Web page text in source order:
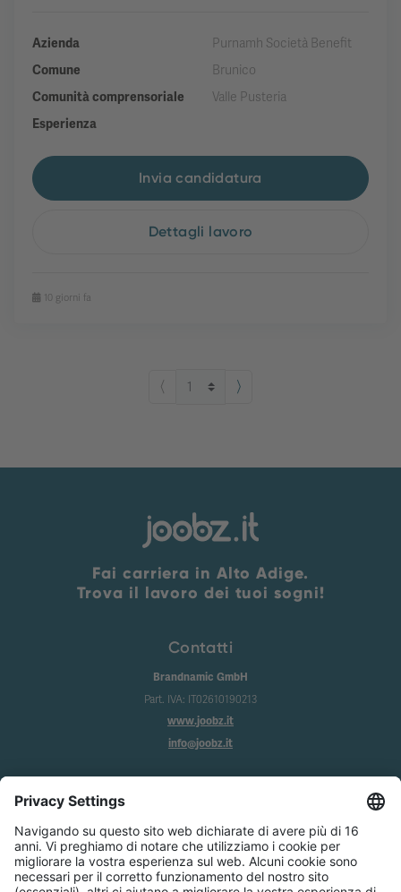
Azienda
Purnamh Società Benefit
Comune
Brunico
Comunità comprensoriale
Valle Pusteria
Esperienza
Invia candidatura
Dettagli lavoro
10 giorni fa
⟨ ⟩
Fai carriera in Alto Adige.
Trova il lavoro dei tuoi sogni!
Contatti
Brandnamic GmbH
Part. IVA: IT02610190213
www.joobz.it
info@joobz.it
Privacy
Condizioni generali
Impostazione dei cookie